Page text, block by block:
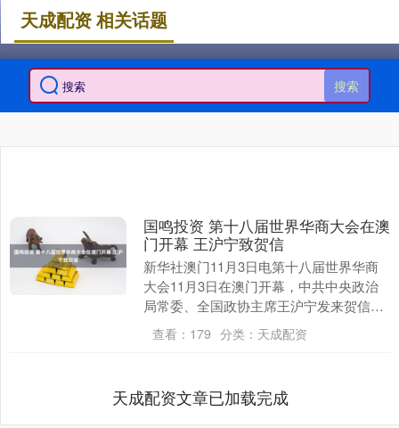
搜索
天成配资 相关话题
国鸣投资 第十八届世界华商大会在澳
门开幕 王沪宁致贺信
新华社澳门11月3日电第十八届世界华商
大会11月3日在澳门开幕，中共中央政治
局常委、全国政协主席王沪宁发来贺信，
向大会的召开表示热烈祝贺，向与会的全
球华商代表、....
查看： 179 分类： 天成配资
天成配资文章已加载完成